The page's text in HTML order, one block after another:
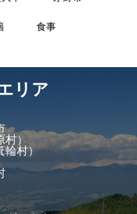
食事
リア
）
輪村）